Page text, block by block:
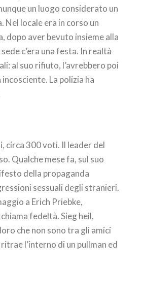
un luogo considerato un
locale era in corso un
dopo aver bevuto insieme alla
c’era una festa. In realtà
al suo rifiuto, l’avrebbero poi
La polizia ha
circa 300 voti. Il leader del
Qualche mese fa, sul suo
della propaganda
sessuali degli stranieri.
a Erich Priebke,
fedeltà. Sieg heil,
che non sono tra gli amici
l’interno di un pullman ed